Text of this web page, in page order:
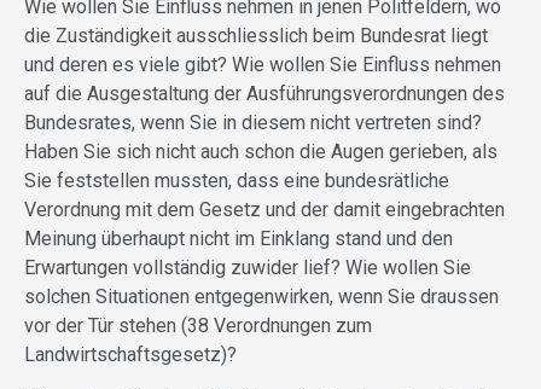
Wie wollen Sie Einfluss nehmen in jenen Politfeldern, wo
die Zuständigkeit ausschliesslich beim Bundesrat liegt
und deren es viele gibt? Wie wollen Sie Einfluss nehmen
auf die Ausgestaltung der Ausführungsverordnungen des
Bundesrates, wenn Sie in diesem nicht vertreten sind?
Haben Sie sich nicht auch schon die Augen gerieben, als
Sie feststellen mussten, dass eine bundesrätliche
Verordnung mit dem Gesetz und der damit eingebrachten
Meinung überhaupt nicht im Einklang stand und den
Erwartungen vollständig zuwider lief? Wie wollen Sie
solchen Situationen entgegenwirken, wenn Sie draussen
vor der Tür stehen (38 Verordnungen zum
Landwirtschaftsgesetz)?